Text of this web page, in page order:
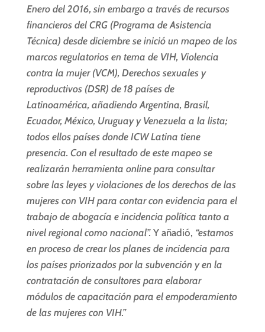
Enero del 2016, sin embargo a través de recursos
financieros del CRG (Programa de Asistencia
Técnica) desde diciembre se inició un mapeo de los
marcos regulatorios en tema de VIH, Violencia
contra la mujer (VCM), Derechos sexuales y
reproductivos (DSR) de 18 países de
Latinoamérica, añadiendo Argentina, Brasil,
Ecuador, México, Uruguay y Venezuela a la lista;
todos ellos países donde ICW Latina tiene
presencia. Con el resultado de este mapeo se
realizarán herramienta online para consultar
sobre las leyes y violaciones de los derechos de las
mujeres con VIH para contar con evidencia para el
trabajo de abogacía e incidencia política tanto a
nivel regional como nacional”. Y añadió, “estamos
en proceso de crear los planes de incidencia para
los países priorizados por la subvención y en la
contratación de consultores para elaborar
módulos de capacitación para el empoderamiento
de las mujeres con VIH.”